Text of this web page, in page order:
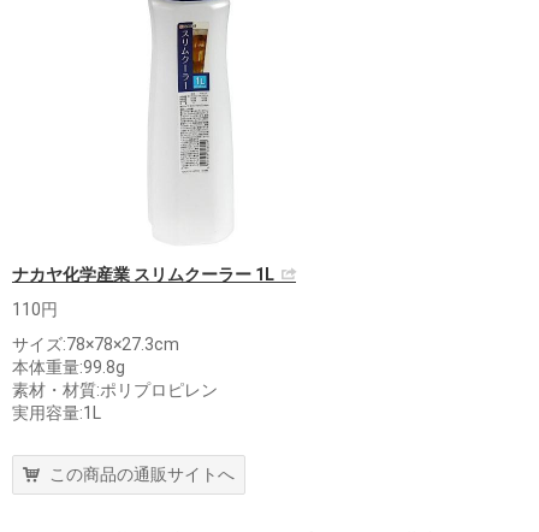
ナカヤ化学産業 スリムクーラー 1L
110円
サイズ:78×78×27.3cm
本体重量:99.8g
素材・材質:ポリプロピレン
実用容量:1L
この商品の通販サイトへ